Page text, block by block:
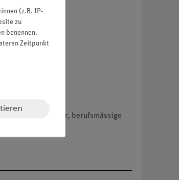
Wiederverkäufer, berufsmässige
(z.B. IP-
zu
benennen.
Zeitpunkt